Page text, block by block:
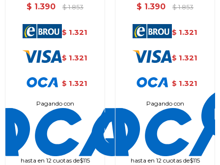
$ 1.390 $ 1.853
$ 1.321
$ 1.321
$ 1.321
Pagando con
hasta en 12 cuotas de$115
$ 1.390 $ 1.853
$ 1.321
$ 1.321
$ 1.321
Pagando con
hasta en 12 cuotas de$115